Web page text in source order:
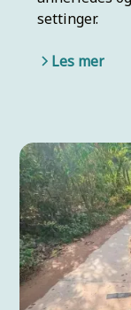
settinger.
Les mer